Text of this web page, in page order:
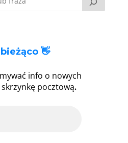
👋
info o nowych
pocztową.